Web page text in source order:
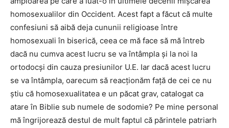
homosexualilor din Occident. Acest fapt a făcut că multe
confesiuni să aibă deja cununii religioase între
homosexuali în biserică, ceea ce mă face să mă întreb
dacă nu cumva acest lucru se va întâmpla și la noi la
ortodocși din cauza presiunilor U.E. Iar dacă acest lucru
se va întâmpla, oarecum să reacționăm față de cei ce nu
știu că homosexualitatea e un păcat grav, catalogat ca
atare în Biblie sub numele de sodomie? Pe mine personal
mă îngrijorează destul de mult faptul că părintele patriarh